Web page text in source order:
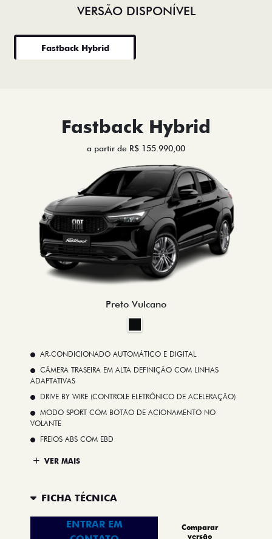
VERSÃO DISPONÍVEL
Fastback Hybrid
Fastback Hybrid
a partir de R$ 155.990,00
Preto Vulcano
AR-CONDICIONADO AUTOMÁTICO E DIGITAL
CÂMERA TRASEIRA EM ALTA DEFINIÇÃO COM LINHAS
ADAPTATIVAS
DRIVE BY WIRE (CONTROLE ELETRÔNICO DE ACELERAÇÃO)
MODO SPORT COM BOTÃO DE ACIONAMENTO NO
VOLANTE
FREIOS ABS COM EBD
VER MAIS
FICHA TÉCNICA
ENTRAR EM
Comparar
versão